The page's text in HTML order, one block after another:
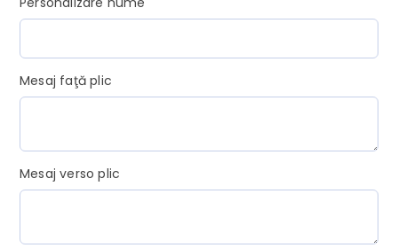
Mesaj faţă plic
Mesaj verso plic